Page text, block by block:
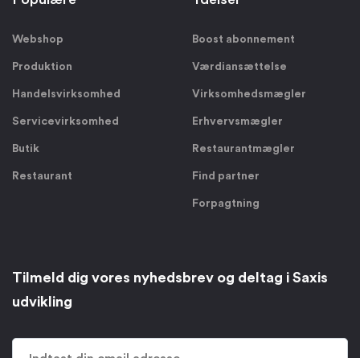
Webshop
Produktion
Handelsvirksomhed
Servicevirksomhed
Butik
Restaurant
Boost abonnement
Værdiansættelse
Virksomhedsmægler
Erhvervsmægler
Restaurantmægler
Find partner
Forpagtning
Tilmeld dig vores nyhedsbrev og deltag i Saxis
udvikling